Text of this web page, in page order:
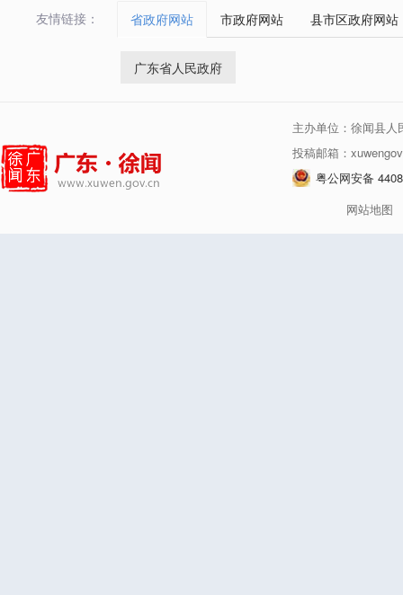
友情链接： 省政府网站 市政府网站 县市区政府网站
广东省人民政府
主办单位：徐闻县人
投稿邮箱：
粤公网安备
网站地图